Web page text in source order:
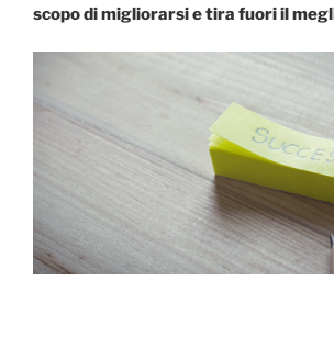
scopo di migliorarsi e tira fuori il